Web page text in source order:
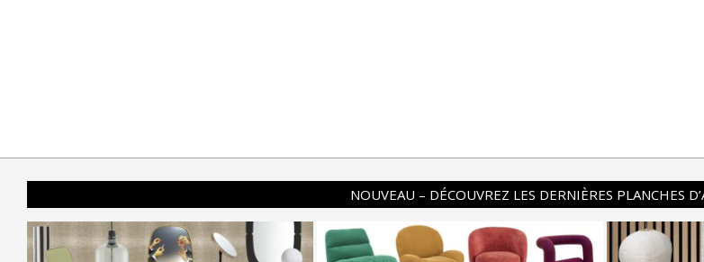
NOUVEAU – DÉCOUVREZ LES DERNIÈRES PLANCHES